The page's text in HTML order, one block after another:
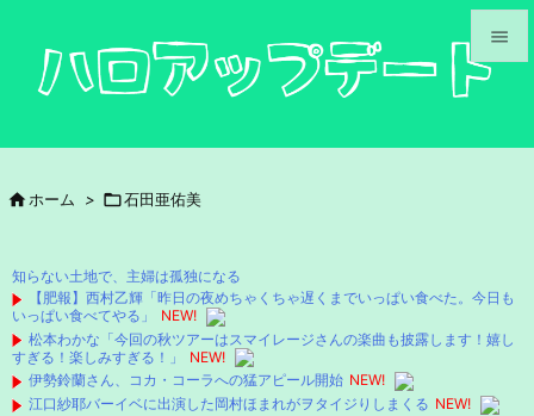



次へ

 ホーム > 石田亜佑美
知らない土地で、主婦は孤独になる
【肥報】西村乙輝「昨日の夜めちゃくちゃ遅くまでいっぱい食べた。今日も
いっぱい食べてやる」
NEW!
松本わかな「今回の秋ツアーはスマイレージさんの楽曲も披露します！嬉し
すぎる！楽しみすぎる！」
NEW!
伊勢鈴蘭さん、コカ・コーラへの猛アピール開始 NEW!
江口紗耶バーイベに出演した岡村ほまれがヲタイジりしまくる NEW!